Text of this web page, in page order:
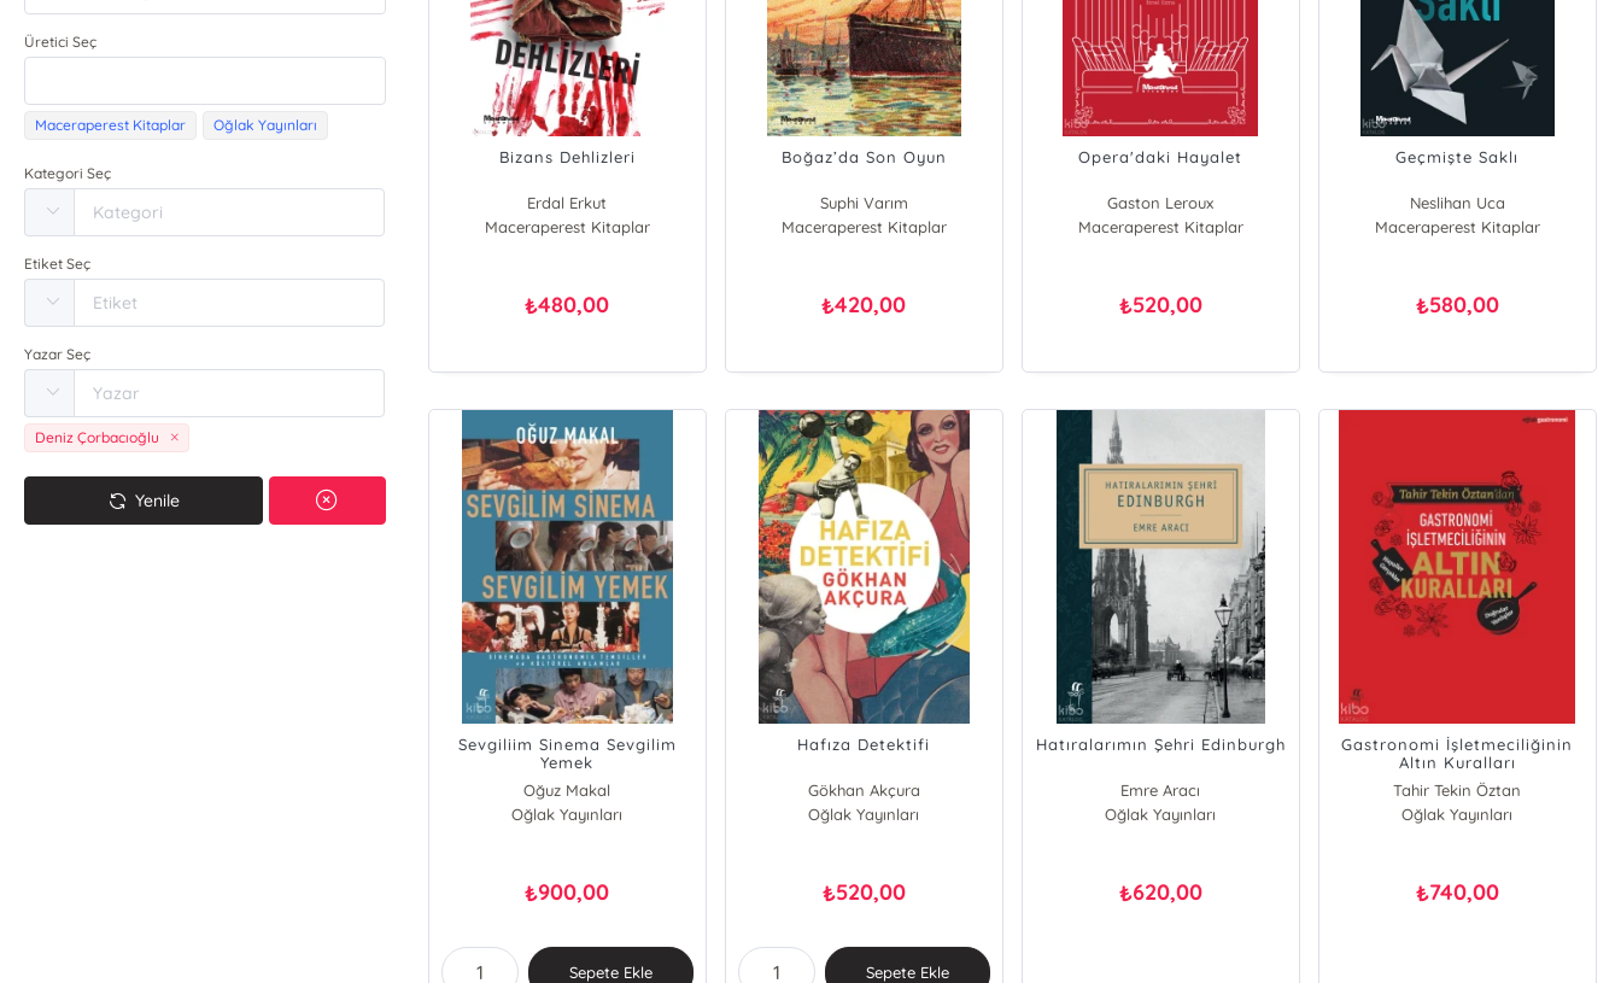
Üretici Seç
Maceraperest Kitaplar Oğlak Yayınları
Kategori Seç
Etiket Seç
Yazar Seç
Deniz Çorbacıoğlu
Yenile
Bizans Dehlizleri
Erdal Erkut
Maceraperest Kitaplar
₺480,00
Boğaz’da Son Oyun
Suphi Varım
Maceraperest Kitaplar
₺420,00
Opera'daki Hayalet
Gaston Leroux
Maceraperest Kitaplar
₺520,00
Geçmişte Saklı
Neslihan Uca
Maceraperest Kitaplar
₺580,00
Sevgiliim Sinema Sevgilim
Yemek
Oğuz Makal
Oğlak Yayınları
₺900,00
Sepete Ekle
Hafıza Detektifi
Gökhan Akçura
Oğlak Yayınları
₺520,00
Sepete Ekle
Hatıralarımın Şehri Edinburgh
Emre Aracı
Oğlak Yayınları
₺620,00
Gastronomi İşletmeciliğinin
Altın Kuralları
Tahir Tekin Öztan
Oğlak Yayınları
₺740,00